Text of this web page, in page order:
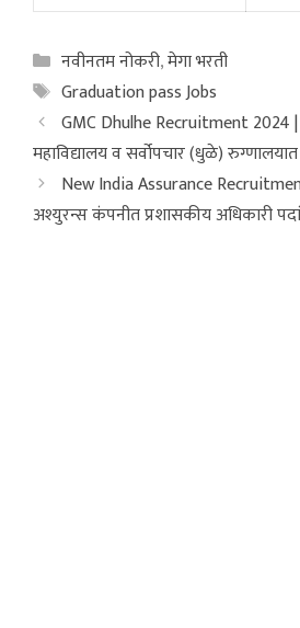
Categories
नवीनतम नोकरी,मेगा भरती
Tags
Graduation pass Jobs
GMC Dhulhe Recruitment 2024
महाविद्यालय व सर्वोपचार (धुळे)
New India Assurance
अश्युरन्स कंपनीत प्रशासकीय अधिकारी